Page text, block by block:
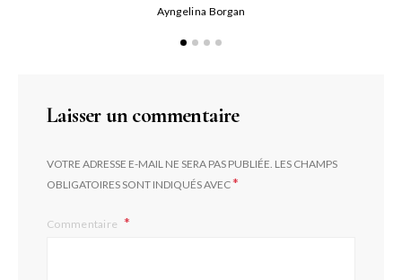
Ayngelina Borgan
Laisser un commentaire
VOTRE ADRESSE E-MAIL NE SERA PAS PUBLIÉE. LES CHAMPS
OBLIGATOIRES SONT INDIQUÉS AVEC*
Commentaire